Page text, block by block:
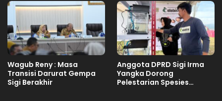
Wagub Reny : Masa
Transisi Darurat Gempa
Sigi Berakhir
Anggota DPRD Sigi Irma
Yangka Dorong
Pelestarian Spesies